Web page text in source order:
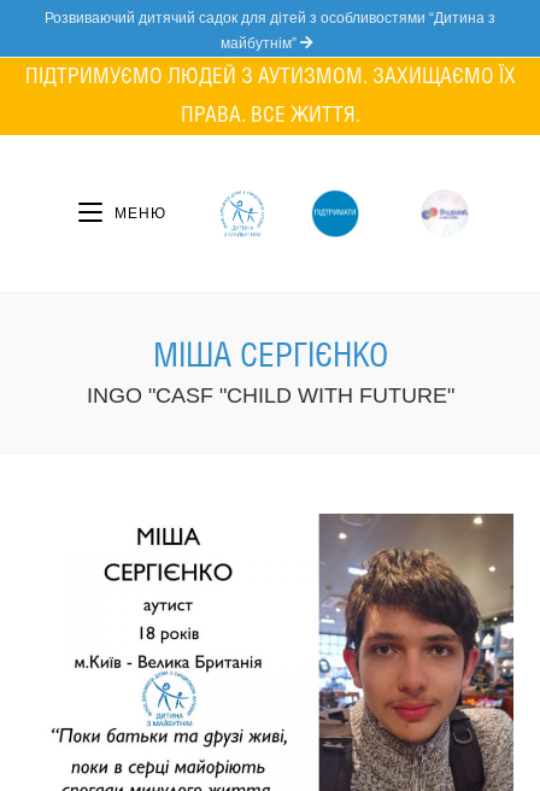
content
Розвиваючий дитячий садок для дітей з особливостями “Дитина з
майбутнім”
ПІДТРИМУЄМО ЛЮДЕЙ З АУТИЗМОМ. ЗАХИЩАЄМО ЇХ
ПРАВА. ВСЕ ЖИТТЯ.
МЕНЮ
МІШA СЕРГІЄНКО
INGO "CASF "CHILD WITH FUTURE"